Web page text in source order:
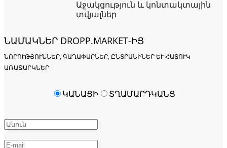
Աջակցություն և կոնտակտային
տվյալներ
ՆԱՄԱԿՆԵՐ DROPP.MARKET-ԻՑ
ՆՈՐՈՒԹՅՈՒՆՆԵՐ, ԳԱՂԱՓԱՐՆԵՐ, ԸՆՏՐԱՆԻՆԵՐ ԵՒ ՀԱՏՈՒԿ Ա
ՌԱՋԱՐԿՆԵՐ
ԿԱՆԱՑԻ ՏՂԱՄԱՐԴԿԱՆՑ